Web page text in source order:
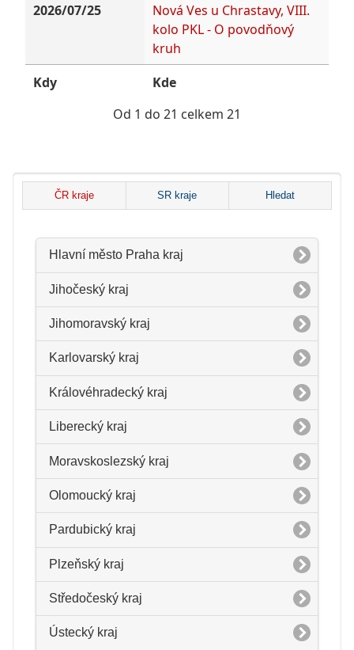
2026/07/25
Nová Ves u Chrastavy, VIII.
kolo PKL - O povodňový
kruh
Kdy
Kde
Od 1 do 21 celkem 21
ČR kraje SR kraje Hledat
Hlavní město Praha kraj
Jihočeský kraj
Jihomoravský kraj
Karlovarský kraj
Královéhradecký kraj
Liberecký kraj
Moravskoslezský kraj
Olomoucký kraj
Pardubický kraj
Plzeňský kraj
Středočeský kraj
Ústecký kraj